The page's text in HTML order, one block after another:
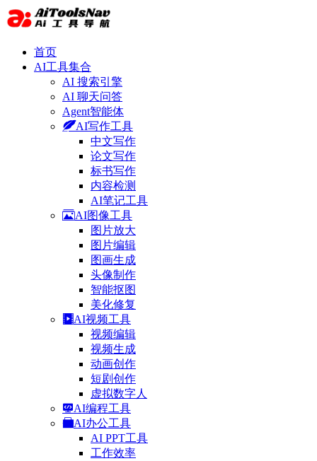
首页
AI工具集合
AI 搜索引擎
AI 聊天问答
Agent智能体
AI写作工具
中文写作
论文写作
标书写作
内容检测
AI笔记工具
AI图像工具
图片放大
图片编辑
图画生成
头像制作
智能抠图
美化修复
AI视频工具
视频编辑
视频生成
动画创作
短剧创作
虚拟数字人
AI编程工具
AI办公工具
AI PPT工具
工作效率